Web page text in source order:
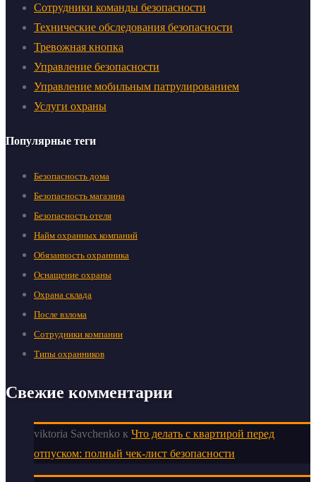
Сотрудники команды безопасности
Технические обследования безопасности
Тревожная кнопка
Управление безопасности
Управление мобильным патрулированием
Услуги охраны
Популярные теги
Безопасность дома
Безопасность магазина
Безопасность отеля
Найм охранных компаний
Обязанность охранника
Оснащение охраны
Охрана склада
После взлома
Сотрудники компании
Типы охранников
Свежие комментарии
viktoria Savchenko к Что делать с квартирой перед
отпуском: полный чек-лист безопасности